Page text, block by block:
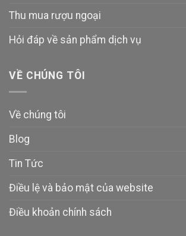
Thu mua rượu ngoại
Hỏi đáp về sản phẩm dịch vụ
VỀ CHÚNG TÔI
Về chúng tôi
Blog
Tin Tức
Điều lệ và bảo mật của website
Điều khoản chính sách